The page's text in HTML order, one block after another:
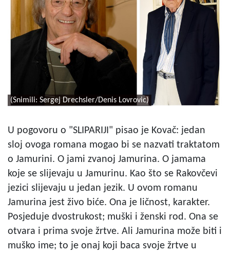
(Snimili: Sergej Drechsler/Denis Lovrovic)
U pogovoru o "SLIPARIJI" pisao je Kovač: jedan
sloj ovoga romana mogao bi se nazvati traktatom
o Jamurini. O jami zvanoj Jamurina. O jamama
koje se slijevaju u Jamurinu. Kao što se Rakovčevi
jezici slijevaju u jedan jezik. U ovom romanu
Jamurina jest živo biće. Ona je ličnost, karakter.
Posjeduje dvostrukost; muški i ženski rod. Ona se
otvara i prima svoje žrtve. Ali Jamurina može biti i
muško ime; to je onaj koji baca svoje žrtve u